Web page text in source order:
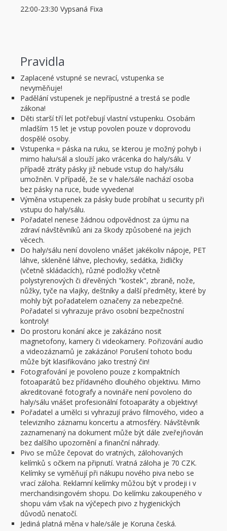
22:00-23:30 Vypsaná Fixa
Pravidla
Zaplacené vstupné se nevrací, vstupenka se
nevyměňuje!
Padělání vstupenek je nepřípustné a trestá se podle
zákona!
Děti starší tří let potřebují vlastní vstupenku. Osobám
mladším 15 let je vstup povolen pouze v doprovodu
dospělé osoby.
Vstupenka = páska na ruku, se kterou je možný pohyb i
mimo halu/sál a slouží jako vrácenka do haly/sálu. V
případě ztráty pásky již nebude vstup do haly/sálu
umožněn. V případě, že se v hale/sále nachází osoba
bez pásky na ruce, bude vyvedena!
Výměna vstupenek za pásky bude probíhat u security při
vstupu do haly/sálu.
Pořadatel nenese žádnou odpovědnost za újmu na
zdraví návštěvníků ani za škody způsobené na jejich
věcech.
Do haly/sálu není dovoleno vnášet jakékoliv nápoje, PET
láhve, skleněné láhve, plechovky, sedátka, židličky
(včetně skládacích), různé podložky včetně
polystyrenových či dřevěných "kostek", zbraně, nože,
nůžky, tyče na vlajky, deštníky a další předměty, které by
mohly být pořadatelem označeny za nebezpečné.
Pořadatel si vyhrazuje právo osobní bezpečnostní
kontroly!
Do prostoru konání akce je zakázáno nosit
magnetofony, kamery či videokamery. Pořizování audio
a videozáznamů je zakázáno! Porušení tohoto bodu
může být klasifikováno jako trestný čin!
Fotografování je povoleno pouze z kompaktních
fotoaparátů bez přídavného dlouhého objektivu. Mimo
akreditované fotografy a novináře není povoleno do
haly/sálu vnášet profesionální fotoaparáty a objektivy!
Pořadatel a umělci si vyhrazují právo filmového, video a
televizního záznamu koncertu a atmosféry. Návštěvník
zaznamenaný na dokument může být dále zveřejňován
bez dalšího upozornění a finanční náhrady.
Pivo se může čepovat do vratných, zálohovaných
kelímků s očkem na připnutí. Vratná záloha je 70 CZK.
Kelímky se vyměňují při nákupu nového piva nebo se
vrací záloha. Reklamní kelímky můžou být v prodeji i v
merchandisingovém shopu. Do kelímku zakoupeného v
shopu vám však na výčepech pivo z hygienických
důvodů nenatočí.
Jediná platná měna v hale/sále je Koruna česká.